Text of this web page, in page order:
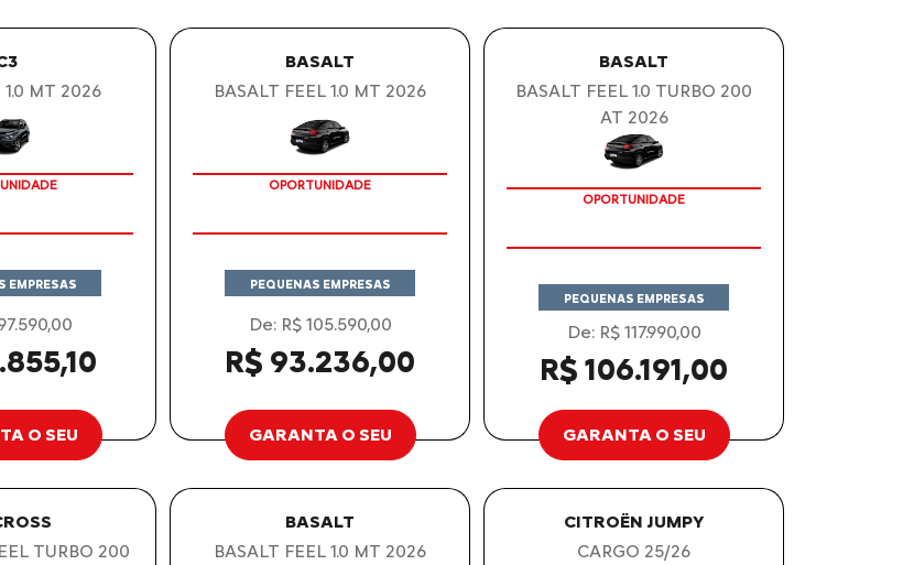
1.0 MT 2026
EMPRESAS
O SEU
BASALT
BASALT FEEL 1.0 MT 2026
OPORTUNIDADE
PEQUENAS EMPRESAS
De: R$ 105.590,00
R$ 93.236,00
GARANTA O SEU
BASALT
BASALT FEEL 1.0 TURBO 200
AT 2026
OPORTUNIDADE
PEQUENAS EMPRESAS
De: R$ 117.990,00
R$ 106.191,00
GARANTA O SEU
TURBO 200
BASALT
BASALT FEEL 1.0 MT 2026
CITROËN JUMPY
CARGO 25/26